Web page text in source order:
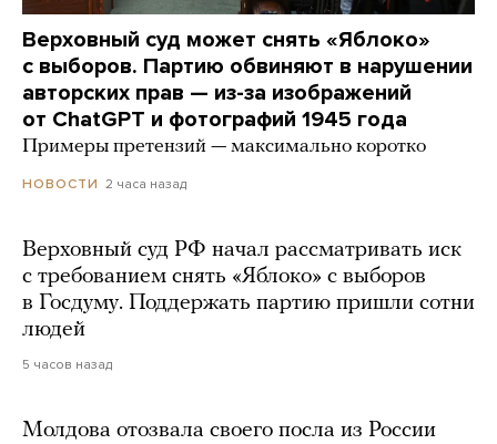
Верховный суд может снять «Яблоко»
с выборов. Партию обвиняют в нарушении
авторских прав — из-за изображений
от ChatGPT и фотографий 1945 года
Примеры претензий — максимально коротко
НОВОСТИ 2 часа назад
Верховный суд РФ начал рассматривать иск
с требованием снять «Яблоко» с выборов
в Госдуму. Поддержать партию пришли сотни
людей
5 часов назад
Молдова отозвала своего посла из России